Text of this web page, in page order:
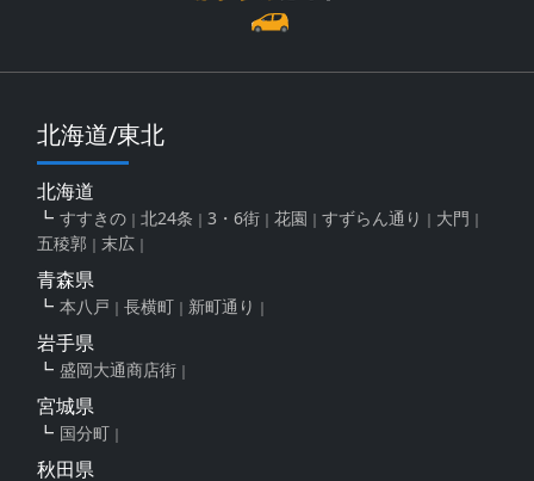
北海道/東北
北海道
すすきの 北24条 3・6街 花園 すずらん通り
大門
五稜郭
末広
青森県
本八戸 長横町 新町通り
岩手県
盛岡大通商店街
宮城県
国分町
秋田県